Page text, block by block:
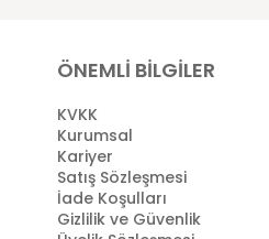
ÖNEMLİ BİLGİLER
KVKK
Kurumsal
Kariyer
Satış Sözleşmesi
İade Koşulları
Gizlilik ve Güvenlik